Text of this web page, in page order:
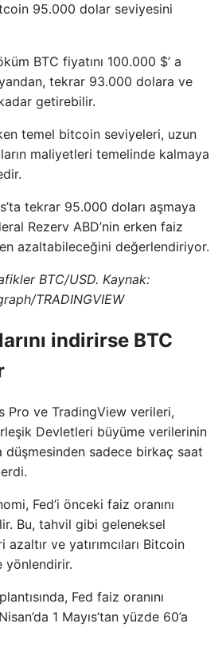
95.000 dolar seviyesini
BTC fiyatını 100.000 $’ a
tekrar 93.000 dolara ve
getirebilir.
temel bitcoin seviyeleri, uzun
maliyetleri temelinde kalmaya
tekrar 95.000 doları aşmaya
Rezerv ABD’nin erken faiz
azaltabileceğini değerlendiriyor.
BTC/USD. Kaynak:
TRADINGVIEW
indirirse BTC
Pro ve TradingView verileri,
Devletleri büyüme verilerinin
düşmesinden sadece birkaç saat
Fed’i önceki faiz oranını
Bu, tahvil gibi geleneksel
ve yatırımcıları Bitcoin
yönlendirir.
Fed faiz oranını
1 Mayıs’tan yüzde 60’a